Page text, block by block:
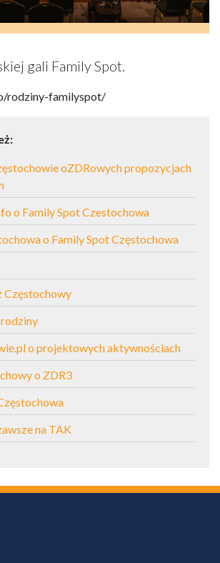
gali Family Spot.
rodziny-familyspot/
oZDRowych propozycjach
o Family Spot Czestochowa
o Family Spot Częstochowa
Częstochowy
rodziny
o projektowych aktywnościach
o ZDR3
na TAK